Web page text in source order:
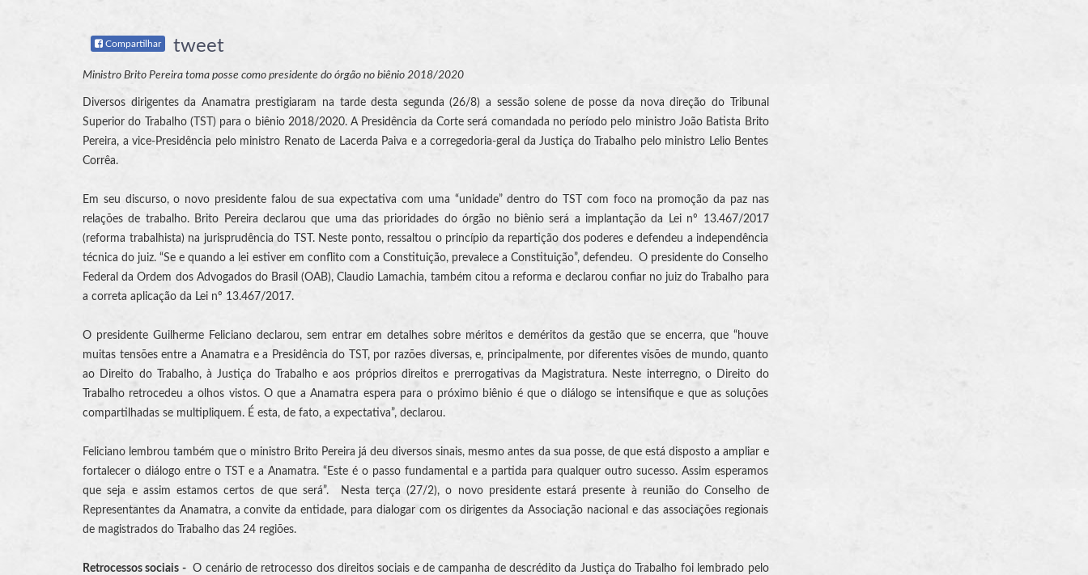
Compartilhar tweet
Ministro Brito Pereira toma posse como presidente do órgão no biênio 2018/2020
Diversos dirigentes da Anamatra prestigiaram na tarde desta segunda (26/8) a sessão solene de posse da nova direção do Tribunal
Superior do Trabalho (TST) para o biênio 2018/2020. A Presidência da Corte será comandada no período pelo ministro João Batista Brito
Pereira, a vice-Presidência pelo ministro Renato de Lacerda Paiva e a corregedoria-geral da Justiça do Trabalho pelo ministro Lelio Bentes
Corrêa.
Em seu discurso, o novo presidente falou de sua expectativa com uma “unidade” dentro do TST com foco na promoção da paz nas
relações de trabalho. Brito Pereira declarou que uma das prioridades do órgão no biênio será a implantação da Lei nº 13.467/2017
(reforma trabalhista) na jurisprudência do TST. Neste ponto, ressaltou o princípio da repartição dos poderes e defendeu a independência
técnica do juiz. “Se e quando a lei estiver em conflito com a Constituição, prevalece a Constituição”, defendeu. O presidente do Conselho
Federal da Ordem dos Advogados do Brasil (OAB), Claudio Lamachia, também citou a reforma e declarou confiar no juiz do Trabalho para
a correta aplicação da Lei nº 13.467/2017.
O presidente Guilherme Feliciano declarou, sem entrar em detalhes sobre méritos e deméritos da gestão que se encerra, que “houve
muitas tensões entre a Anamatra e a Presidência do TST, por razões diversas, e, principalmente, por diferentes visões de mundo, quanto
ao Direito do Trabalho, à Justiça do Trabalho e aos próprios direitos e prerrogativas da Magistratura. Neste interregno, o Direito do
Trabalho retrocedeu a olhos vistos. O que a Anamatra espera para o próximo biênio é que o diálogo se intensifique e que as soluções
compartilhadas se multipliquem. É esta, de fato, a expectativa”, declarou.
Feliciano lembrou também que o ministro Brito Pereira já deu diversos sinais, mesmo antes da sua posse, de que está disposto a ampliar e
fortalecer o diálogo entre o TST e a Anamatra. “Este é o passo fundamental e a partida para qualquer outro sucesso. Assim esperamos
que seja e assim estamos certos de que será”. Nesta terça (27/2), o novo presidente estará presente à reunião do Conselho de
Representantes da Anamatra, a convite da entidade, para dialogar com os dirigentes da Associação nacional e das associações regionais
de magistrados do Trabalho das 24 regiões.
Retrocessos sociais -O cenário de retrocesso dos direitos sociais e de campanha de descrédito da Justiça do Trabalho foi lembrado pelo